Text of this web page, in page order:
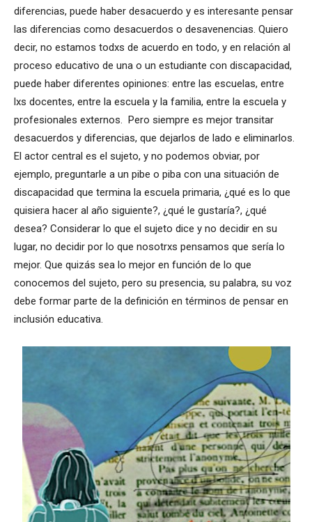
diferencias, puede haber desacuerdo y es interesante pensar
las diferencias como desacuerdos o desavenencias. Quiero
decir, no estamos todxs de acuerdo en todo, y en relación al
proceso educativo de una o un estudiante con discapacidad,
puede haber diferentes opiniones: entre las escuelas, entre
lxs docentes, entre la escuela y la familia, entre la escuela y
profesionales externos. Pero siempre es mejor transitar
desacuerdos y diferencias, que dejarlos de lado e eliminarlos.
El actor central es el sujeto, y no podemos obviar, por
ejemplo, preguntarle a un pibe o piba con una situación de
discapacidad que termina la escuela primaria, ¿qué es lo que
quisiera hacer al año siguiente?, ¿qué le gustaría?, ¿qué
desea? Considerar lo que el sujeto dice y no decidir en su
lugar, no decidir por lo que nosotrxs pensamos que sería lo
mejor. Que quizás sea lo mejor en función de lo que
conocemos del sujeto, pero su presencia, su palabra, su voz
debe formar parte de la definición en términos de pensar en
inclusión educativa.